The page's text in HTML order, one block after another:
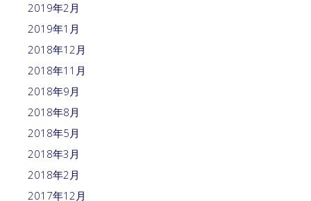
2019年2月
2019年1月
2018年12月
2018年11月
2018年9月
2018年8月
2018年5月
2018年3月
2018年2月
2017年12月